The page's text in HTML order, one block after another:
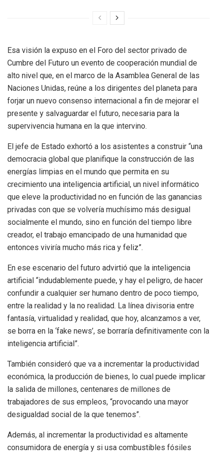
Esa visión la expuso en el Foro del sector privado de
Cumbre del Futuro un evento de cooperación mundial de
alto nivel que, en el marco de la Asamblea General de las
Naciones Unidas, reúne a los dirigentes del planeta para
forjar un nuevo consenso internacional a fin de mejorar el
presente y salvaguardar el futuro, necesaria para la
supervivencia humana en la que intervino.
El jefe de Estado exhortó a los asistentes a construir “una
democracia global que planifique la construcción de las
energías limpias en el mundo que permita en su
crecimiento una inteligencia artificial, un nivel informático
que eleve la productividad no en función de las ganancias
privadas con que se volvería muchísimo más desigual
socialmente el mundo, sino en función del tiempo libre
creador, el trabajo emancipado de una humanidad que
entonces viviría mucho más rica y feliz”.
En ese escenario del futuro advirtió que la inteligencia
artificial “indudablemente puede, y hay el peligro, de hacer
confundir a cualquier ser humano dentro de poco tiempo,
entre la realidad y la no realidad. La línea divisoria entre
fantasía, virtualidad y realidad, que hoy, alcanzamos a ver,
se borra en la ‘fake news’, se borraría definitivamente con la
inteligencia artificial”.
También consideró que va a incrementar la productividad
económica, la producción de bienes, lo cual puede implicar
la salida de millones, centenares de millones de
trabajadores de sus empleos, “provocando una mayor
desigualdad social de la que tenemos”.
Además, al incrementar la productividad es altamente
consumidora de energía y si usa combustibles fósiles